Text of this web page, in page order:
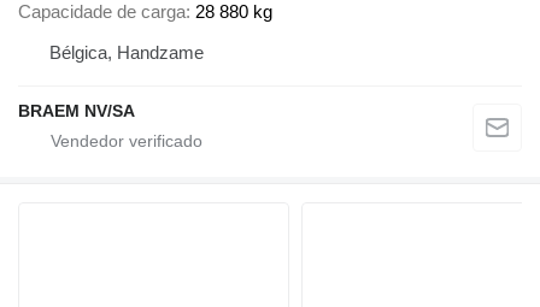
Capacidade de carga 28 880 kg
Bélgica, Handzame
BRAEM NV/SA